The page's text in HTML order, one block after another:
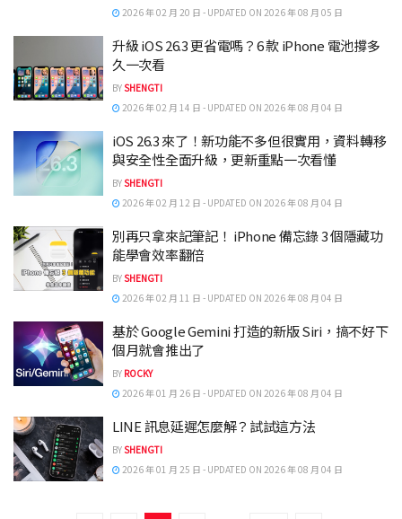
2026 年 02 月 20 日 - UPDATED ON 2026 年 08 月 05 日
升級 iOS 26.3 更省電嗎？6 款 iPhone 電池撐多
久一次看
BYSHENGTI
2026 年 02 月 14 日 - UPDATED ON 2026 年 08 月 04 日
iOS 26.3 來了！新功能不多但很實用，資料轉移
與安全性全面升級，更新重點一次看懂
BYSHENGTI
2026 年 02 月 12 日 - UPDATED ON 2026 年 08 月 04 日
別再只拿來記筆記！ iPhone 備忘錄 3 個隱藏功
能學會效率翻倍
BYSHENGTI
2026 年 02 月 11 日 - UPDATED ON 2026 年 08 月 04 日
基於 Google Gemini 打造的新版 Siri，搞不好下
個月就會推出了
BY ROCKY
2026 年 01 月 26 日 - UPDATED ON 2026 年 08 月 04 日
LINE 訊息延遲怎麼解？試試這方法
BYSHENGTI
2026 年 01 月 25 日 - UPDATED ON 2026 年 08 月 04 日